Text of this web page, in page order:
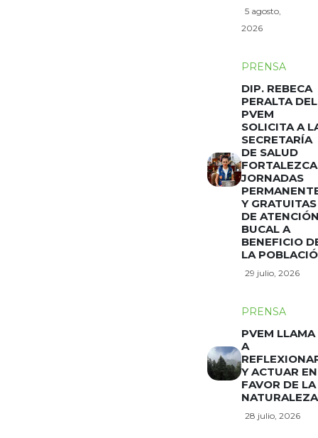
5 agosto,
2026
PRENSA
DIP. REBECA
PERALTA DEL
PVEM
SOLICITA A
SECRETARÍA
DE SALUD
FORTALEZCA
JORNADAS
Y GRATUITAS
DE
BUCAL A
BENEFICIO
LA
29 julio, 2026
PRENSA
PVEM LLAMA
A
Y ACTUAR EN
FAVOR DE LA
NATURALEZA
28 julio, 2026